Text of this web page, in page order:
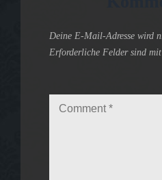
Deine E-Mail-Adresse wird
Erforderliche Felder sind mit